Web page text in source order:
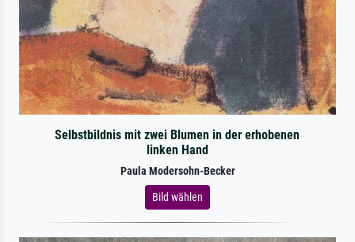
Selbstbildnis mit zwei Blumen in der erhobenen
linken Hand
Paula Modersohn-Becker
Bild wählen